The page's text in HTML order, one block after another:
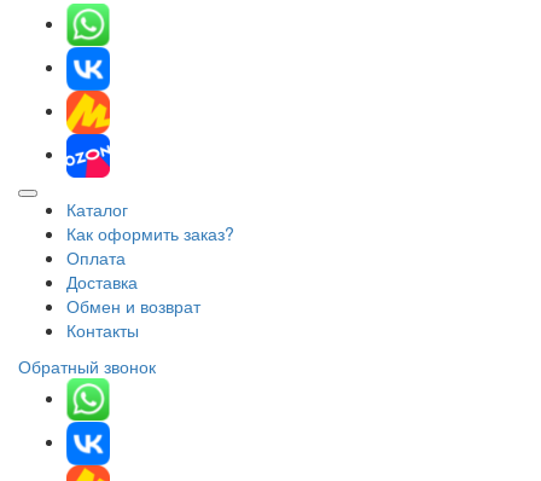
Каталог
Как оформить заказ?
Оплата
Доставка
Обмен и возврат
Контакты
Обратный звонок